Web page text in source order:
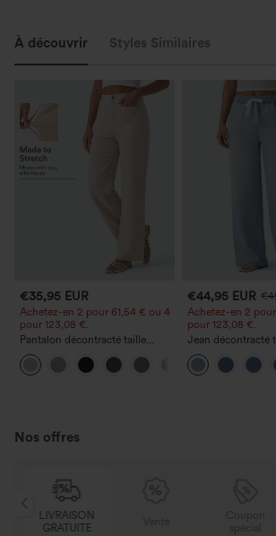
À découvrir Styles Similaires
€35,95 EUR
Achetez-en 2 pour 61,54 € ou 4
pour 123,08 €.
Pantalon décontracté taille
haute à jambe droite, effet lin,
avec poches
€44,95 EUR
Achetez-en 2
pour 123,08 €.
Jean décontracté
à cordon de
poches
Nos offres
LIVRAISON
GRATUITE